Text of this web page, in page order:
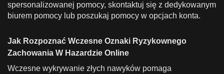
spersonalizowanej pomocy, skontaktuj się z dedykowanym
biurem pomocy lub poszukaj pomocy w opcjach konta.
Jak Rozpoznać Wczesne Oznaki Ryzykownego
Zachowania W Hazardzie Online
Wczesne wykrywanie złych nawyków pomaga